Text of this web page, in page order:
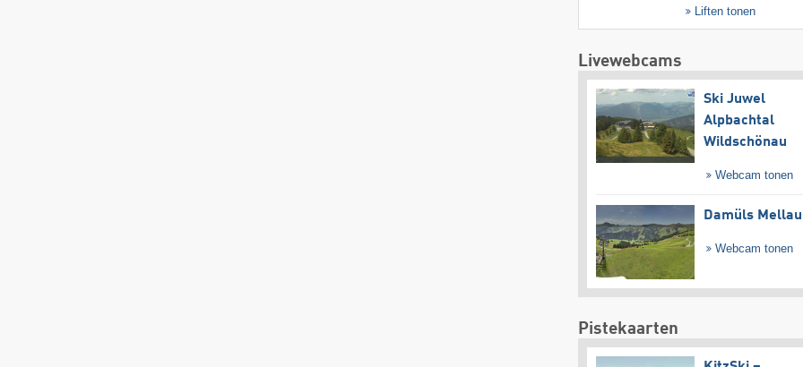
Liften tonen
Livewebcams
Ski Juwel
Alpbachtal
Wildschönau
Webcam tonen
Damüls Mellau
Webcam tonen
Pistekaarten